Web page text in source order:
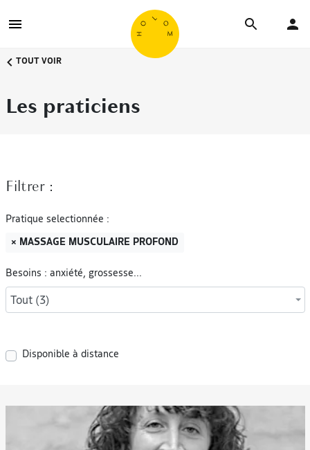
TOUT VOIR
Les praticiens
Filtrer :
Pratique selectionnée :
× MASSAGE MUSCULAIRE PROFOND
Besoins : anxiété, grossesse...
Tout (3)
Disponible à distance